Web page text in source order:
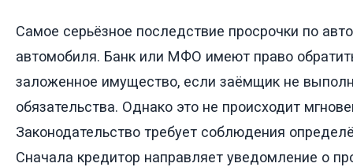
Самое серьёзное последствие просрочки по
автомобиля. Банк или МФО имеют право
заложенное имущество, если заёмщик не
обязательства. Однако это не происходит
Законодательство требует соблюдения
Сначала кредитор направляет уведомление о